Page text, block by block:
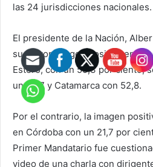
las 24 jurisdicciones nacionales.
El presidente de la Nación,
su mayor imagen positiva en la
Estero, con un 55,3 por ciento,
un 54,7 y Catamarca con 52,8.
Por el contrario, la imagen
en Córdoba con un 21,7 por
Primer Mandatario fue
video de una charla con